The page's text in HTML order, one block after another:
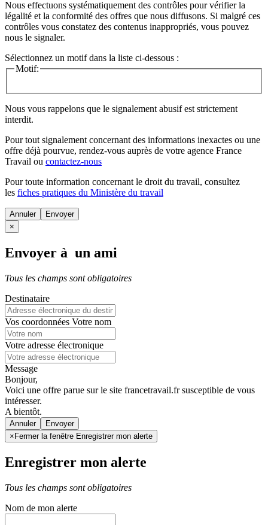
Nous effectuons systématiquement des contrôles pour vérifier la
légalité et la conformité des offres que nous diffusons. Si malgré ces
contrôles vous constatez des contenus inappropriés, vous pouvez
nous le signaler.
Sélectionnez un motif dans la liste ci-dessous :
Motif:
Nous vous rappelons que le signalement abusif est strictement
interdit.
Pour tout signalement concernant des informations inexactes ou une
offre déjà pourvue, rendez-vous auprès de votre agence France
Travail ou contactez-nous
Pour toute information concernant le droit du travail, consultez
les fiches pratiques du Ministère du travail
Annuler
×
Envoyer à un ami
Tous les champs sont obligatoires
Destinataire
Vos coordonnées Votre nom
Votre adresse électronique
Message
Bonjour,
Voici une offre parue sur le site francetravail.fr susceptible de vous
intéresser.
A bientôt.
Annuler
× Fermer la fenêtre Enregistrer mon alerte
Enregistrer mon alerte
Tous les champs sont obligatoires
Nom de mon alerte